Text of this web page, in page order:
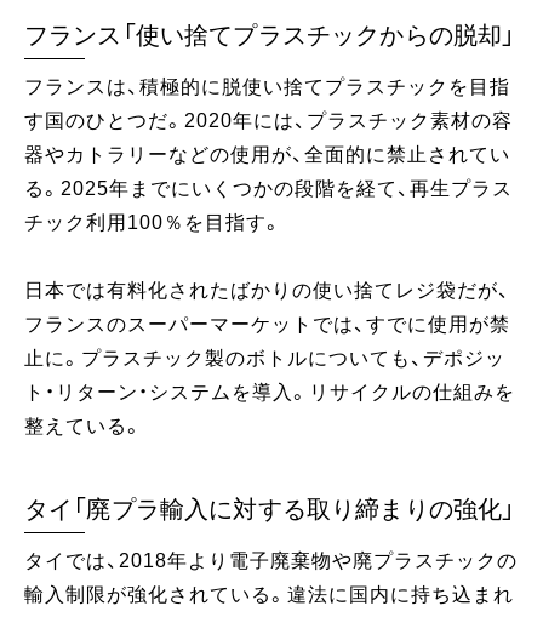
フランス「使い捨てプラスチックからの脱却」
フランスは、積極的に脱使い捨てプラスチックを目指
す国のひとつだ。2020年には、プラスチック素材の容
器やカトラリーなどの使用が、全面的に禁止されてい
る。2025年までにいくつかの段階を経て、再生プラス
チック利用100％を目指す。
日本では有料化されたばかりの使い捨てレジ袋だが、
フランスのスーパーマーケットでは、すでに使用が禁
止に。プラスチック製のボトルについても、デポジッ
ト・リターン・システムを導入。リサイクルの仕組みを
整えている。
タイ「廃プラ輸入に対する取り締まりの強化」
タイでは、2018年より電子廃棄物や廃プラスチックの
輸入制限が強化されている。違法に国内に持ち込まれ